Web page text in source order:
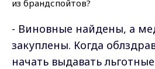
- Виновные найдены, а
закуплены. Когда
начать выдавать